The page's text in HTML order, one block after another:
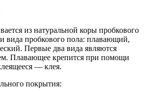
из натуральной коры пробкового
вида пробкового пола: плавающий,
Первые два вида являются
Плавающее крепится при помощи
— клея.
покрытия: